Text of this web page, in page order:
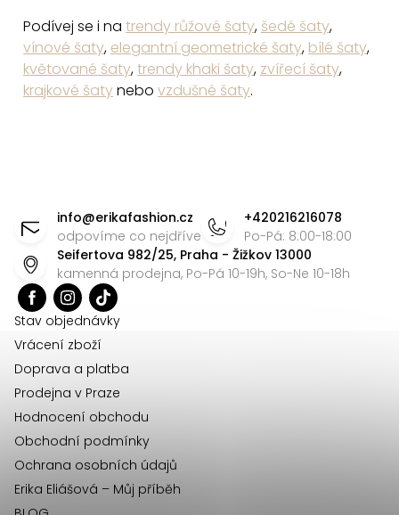
s
u
Podívej se i na trendy růžové šaty, šedé šaty,
vínové šaty, elegantní geometrické šaty, bílé šaty,
květované šaty,trendy khaki šaty, zvířecí šaty,
krajkové šatynebo vzdušné šaty.
info@erikafashion.cz
odpovíme co nejdříve
+420216216078
Po-Pá: 8:00-18:00
Seifertova 982/25, Praha - Žižkov 13000
kamenná prodejna, Po-Pá 10-19h, So-Ne 10-18h
Stav objednávky
Vrácení zboží
Doprava a platba
Prodejna v Praze
Hodnocení obchodu
Obchodní podmínky
Ochrana osobních údajů
Erika Eliášová – Můj příběh